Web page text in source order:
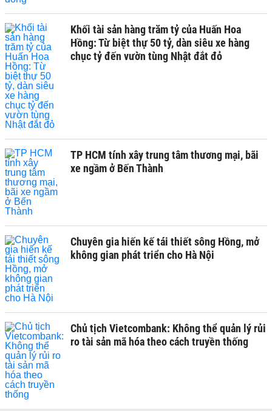
Khối tài sản hàng trăm tỷ của Huấn Hoa
Hồng: Từ biệt thự 50 tỷ, dàn siêu xe hàng
chục tỷ đến vườn tùng Nhật đắt đỏ
TP HCM tính xây trung tâm thương mại, bãi
xe ngầm ở Bến Thành
Chuyên gia hiến kế tái thiết sông Hồng, mở
không gian phát triển cho Hà Nội
Chủ tịch Vietcombank: Không thể quản lý rủi
ro tài sản mã hóa theo cách truyền thống